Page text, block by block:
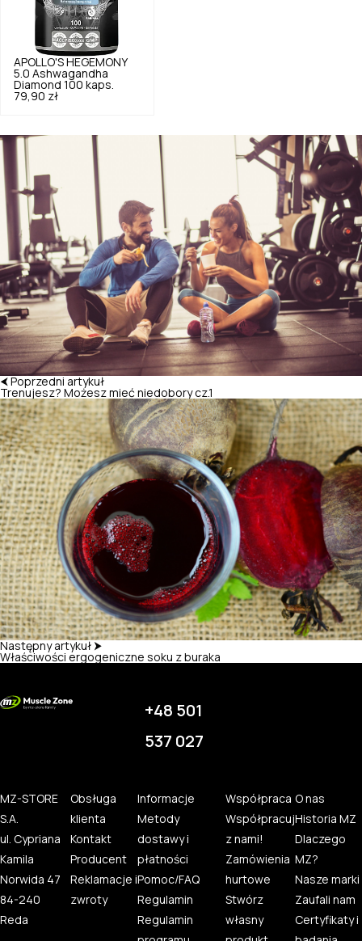
APOLLO'S HEGEMONY
5.0 Ashwagandha
Diamond 100 kaps.
79,90 zł
⮜ Poprzedni artykuł
Trenujesz? Możesz mieć niedobory cz.1
Następny artykuł ⮞
Właściwości ergogeniczne soku z buraka
+48 501
537 027
MZ-STORE
S.A.
ul. Cypriana
Kamila
Norwida 47
84-240
Reda
Obsługa
klienta
Kontakt
Producent
Reklamacje i
zwroty
Informacje
Metody
dostawy i
płatności
Pomoc/FAQ
Regulamin
Regulamin
Współpraca
Współpracuj
z nami!
Zamówienia
hurtowe
Stwórz
własny
O nas
Historia MZ
Dlaczego
MZ?
Nasze marki
Zaufali nam
Certyfikaty i